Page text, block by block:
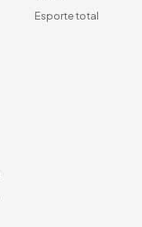
Esporte total